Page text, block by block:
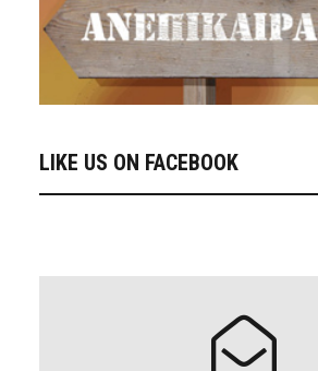
LIKE US ON FACEBOOK